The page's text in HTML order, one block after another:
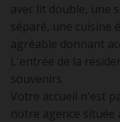
avec lit double, une
séparé, une cuisine
agréable donnant
L'entrée de la
souvenirs
Votre accueil n'est
notre agence située